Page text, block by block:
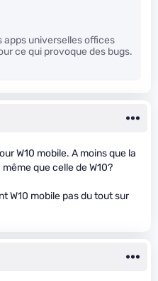
apps universelles offices
ce qui provoque des bugs.
W10 mobile. A moins que la
que celle de W10?
W10 mobile pas du tout sur